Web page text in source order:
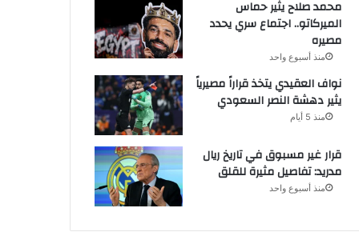
محمد صلاح يثير حماس
الميركاتو.. اجتماع سري يحدد
مصيره
منذ أسبوع واحد
نواف العقيدي يتخذ قراراً مصيرياً
يثير دهشة النصر السعودي
منذ 5 أيام
قرار غير مسبوق في تاريخ ريال
مدريد: تفاصيل مثيرة للقلق
منذ أسبوع واحد